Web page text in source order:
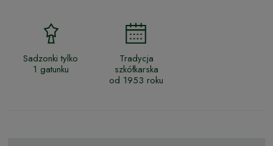
Sadzonki tylko
1 gatunku
Tradycja
szkółkarska
od 1953 roku